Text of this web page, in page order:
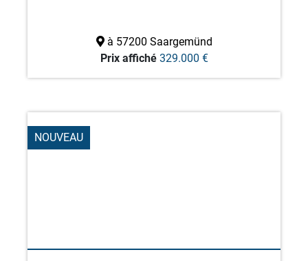
à 57200 Saargemünd
Prix affiché 329.000 €
NOUVEAU